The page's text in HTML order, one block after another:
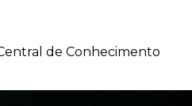
de Conhecimento